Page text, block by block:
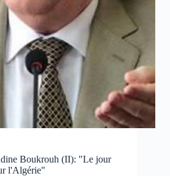
Boukrouh (II): "Le jour
l'Algérie"